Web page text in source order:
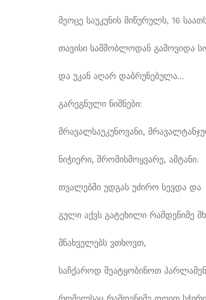
მეოცე საუკუნის მიწურულს, 16
თავისი სამშობლოდან გამოვიდა
და უკან აღარ დაბრუნებულა…
გარეგნული ნიშნები:
მრავალსაუკუნოვანი,
ნიჭიერი, შრომისმოყვარე, ამტანი.
თვალებში უდგას უძირო სევდა და
გული აქვს გატეხილი რამდენიმე
მნახველებს ვთხოვთ,
საჩქაროდ შეატყობინოთ